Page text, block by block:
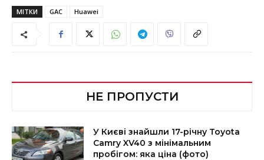
МІТКИ GAC Huawei
НЕ ПРОПУСТИ
У Києві знайшли 17-річну Toyota
Camry XV40 з мінімальним
пробігом: яка ціна (фото)